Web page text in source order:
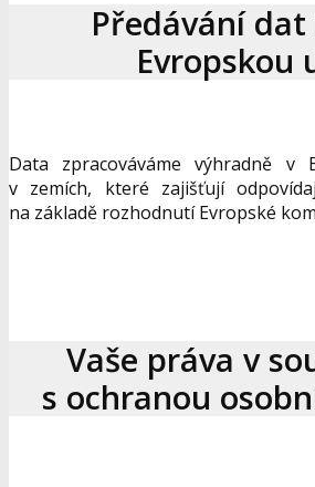
Předávání
Evropskou
Data zpracováváme výhradně v
v zemích, které zajišťují
na základě rozhodnutí Evropské
Vaše práva v
s ochranou